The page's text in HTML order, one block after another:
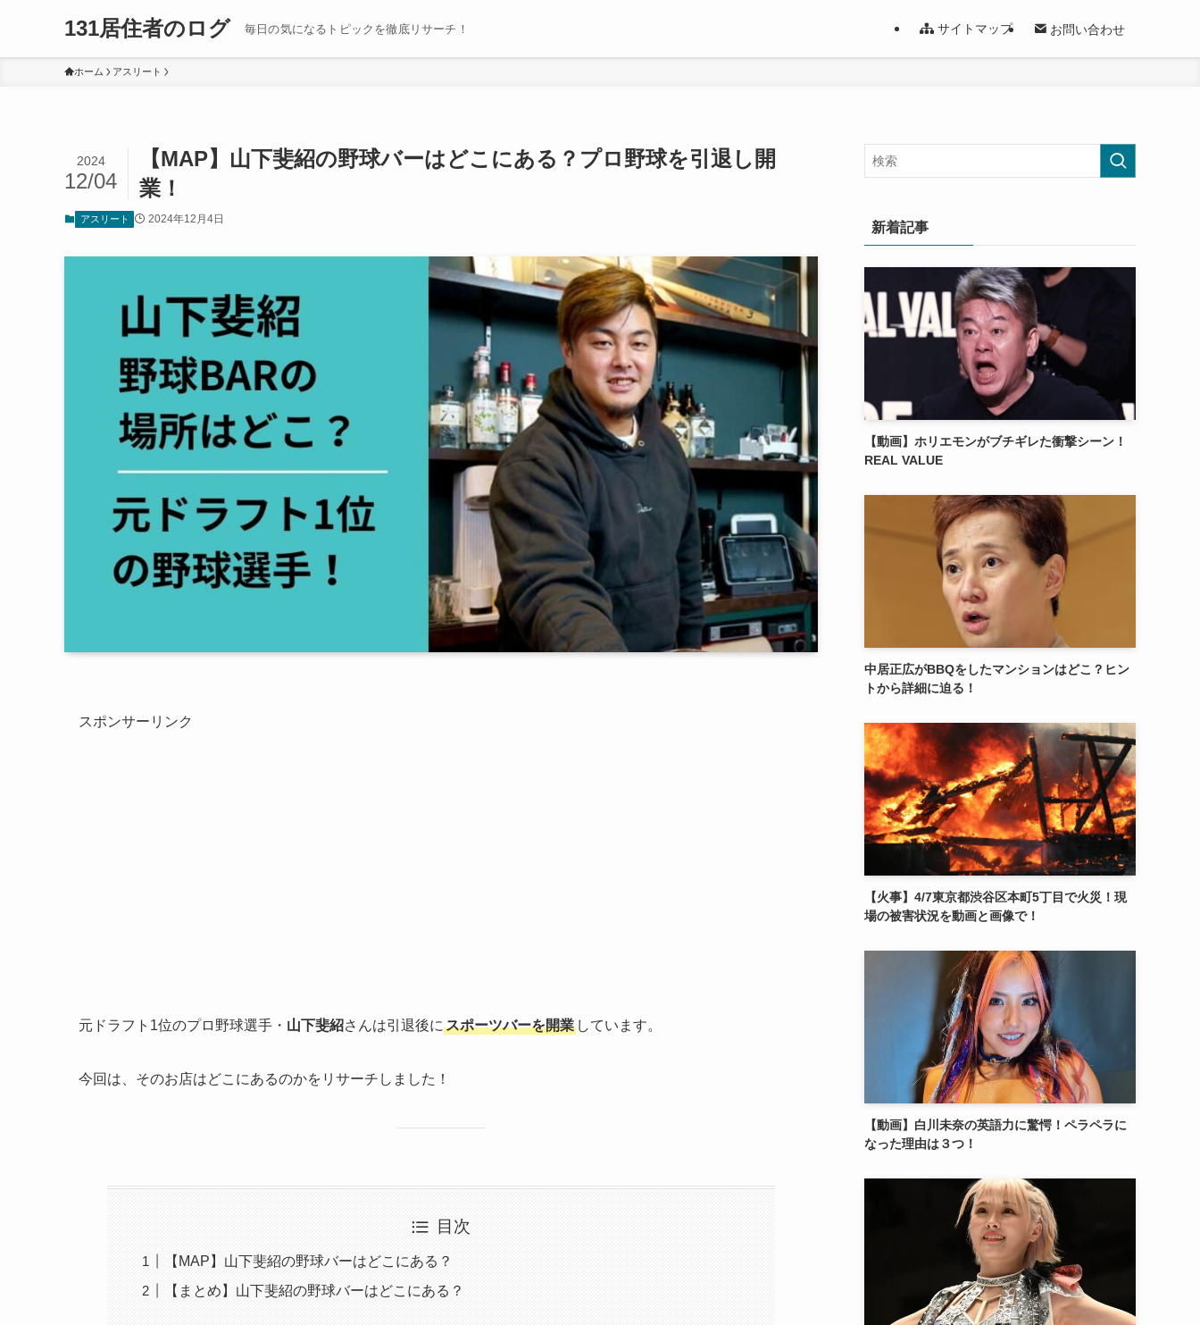
131居住者のログ 毎日の気になるトピックを徹底リサーチ！ サイトマップ お問い合わせ
ホーム アスリート
【MAP】山下斐紹の野球バーはどこにある？プロ野球を引退し開
業！
2024
12/04
アスリート 2024年12月4日
スポンサーリンク
元ドラフト1位のプロ野球選手・ 山下斐紹さんは引退後にスポーツバーを開業 しています。
今回は、そのお店はどこにあるのかをリサーチしました！
目次
【MAP】山下斐紹の野球バーはどこにある？
【まとめ】山下斐紹の野球バーはどこにある？
新着記事
【動画】ホリエモンがブチギレた衝撃シーン！
REAL VALUE
中居正広がBBQをしたマンションはどこ？ヒン
トから詳細に迫る！
【火事】4/7東京都渋谷区本町5丁目で火災！現
場の被害状況を動画と画像で！
【動画】白川未奈の英語力に驚愕！ペラペラに
なった理由は３つ！